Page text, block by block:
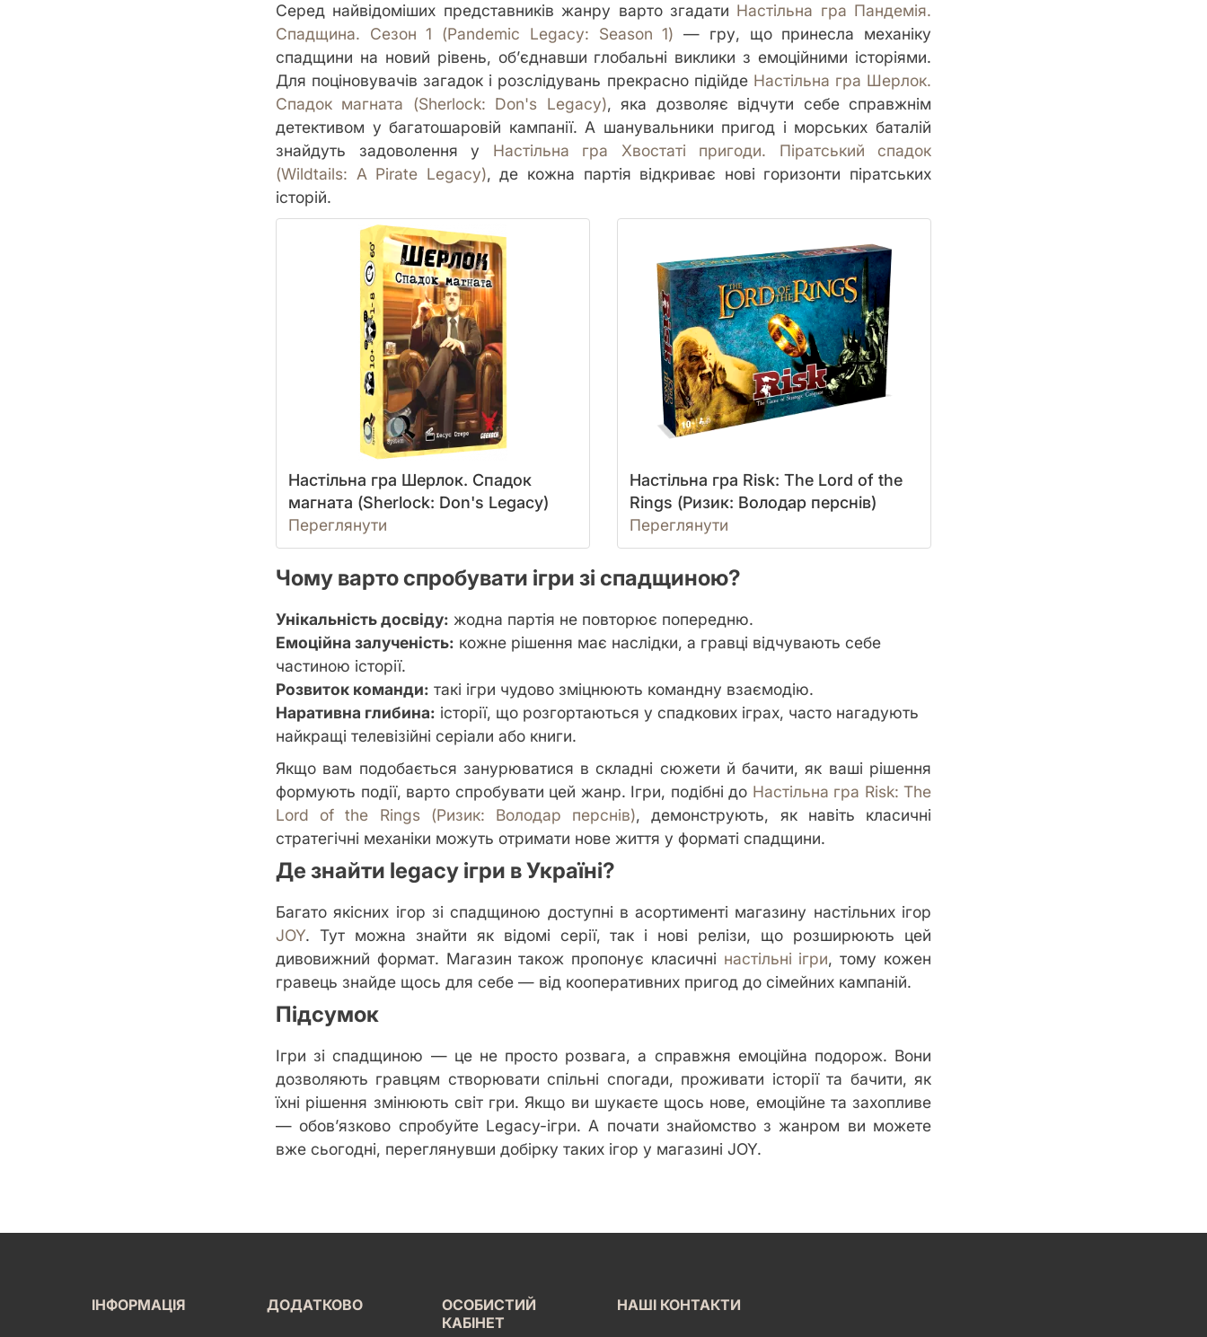
Серед найвідоміших представників жанру варто згадати Настільна гра Пандемія.
Спадщина. Сезон 1 (Pandemic Legacy: Season 1) — гру, що принесла механіку
спадщини на новий рівень, об’єднавши глобальні виклики з емоційними історіями.
Для поціновувачів загадок і розслідувань прекрасно підійде Настільна гра Шерлок.
Спадок магната (Sherlock: Don's Legacy), яка дозволяє відчути себе справжнім
детективом у багатошаровій кампанії. А шанувальники пригод і морських баталій
знайдуть задоволення у Настільна гра Хвостаті пригоди. Піратський спадок
(Wildtails: A Pirate Legacy), де кожна партія відкриває нові горизонти піратських
історій.
Настільна гра Шерлок. Спадок
магната (Sherlock: Don's Legacy)
Переглянути
Настільна гра Risk: The Lord of the
Rings (Ризик: Володар перснів)
Переглянути
Чому варто спробувати ігри зі спадщиною?
Унікальність досвіду: жодна партія не повторює попередню.
Емоційна залученість: кожне рішення має наслідки, а гравці відчувають себе
частиною історії.
Розвиток команди: такі ігри чудово зміцнюють командну взаємодію.
Наративна глибина: історії, що розгортаються у спадкових іграх, часто нагадують
найкращі телевізійні серіали або книги.
Якщо вам подобається занурюватися в складні сюжети й бачити, як ваші рішення
формують події, варто спробувати цей жанр. Ігри, подібні до Настільна гра Risk: The
Lord of the Rings (Ризик: Володар перснів), демонструють, як навіть класичні
стратегічні механіки можуть отримати нове життя у форматі спадщини.
Де знайти legacy ігри в Україні?
Багато якісних ігор зі спадщиною доступні в асортименті магазину настільних ігор
JOY. Тут можна знайти як відомі серії, так і нові релізи, що розширюють цей
дивовижний формат. Магазин також пропонує класичні настільні ігри, тому кожен
гравець знайде щось для себе — від кооперативних пригод до сімейних кампаній.
Підсумок
Ігри зі спадщиною — це не просто розвага, а справжня емоційна подорож. Вони
дозволяють гравцям створювати спільні спогади, проживати історії та бачити, як
їхні рішення змінюють світ гри. Якщо ви шукаєте щось нове, емоційне та захопливе
— обов’язково спробуйте Legacy-ігри. А почати знайомство з жанром ви можете
вже сьогодні, переглянувши добірку таких ігор у магазині JOY.
ІНФОРМАЦІЯ ДОДАТКОВО
ОСОБИСТИЙ
КАБІНЕТ
НАШІ КОНТАКТИ